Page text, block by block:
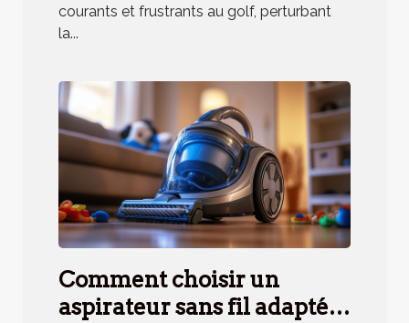
courants et frustrants au golf, perturbant
la...
Comment choisir un
aspirateur sans fil adapté